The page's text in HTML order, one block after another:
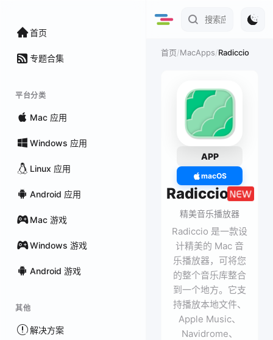
首页
专题合集
平台分类
Mac 应用
Windows 应用
Linux 应用
Android 应用
Mac 游戏
Windows 游戏
Android 游戏
其他
解决方案
首页/MacApps/Radiccio
APP
macOS
Radiccio
精美音乐播放器
Radiccio 是一款设
计精美的 Mac 音
乐播放器，可将您
的整个音乐库整合
到一个地方。它支
持播放本地文件、
Apple Music、
Navidrome、